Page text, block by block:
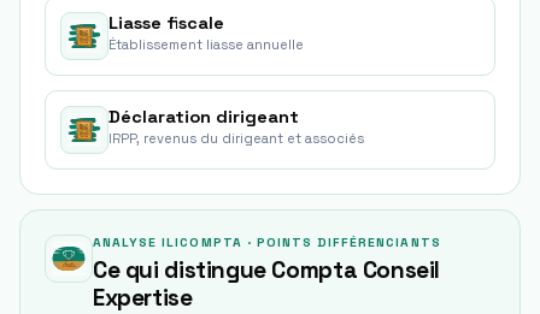
Liasse fiscale
Établissement liasse annuelle
Déclaration dirigeant
IRPP, revenus du dirigeant et associés
ANALYSE ILICOMPTA · POINTS DIFFÉRENCIANTS
Ce qui distingue Compta Conseil
Expertise